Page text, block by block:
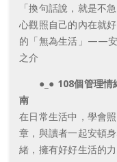
「換句話說，就是不
心觀照自己的內在就
的「無為生活」——
之介
●_● 108個管理情
南
在日常生活中，學會
章，與讀者一起安頓
緒，擁有好好生活的力